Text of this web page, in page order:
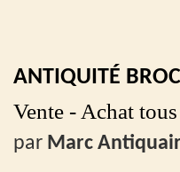
ANTIQUITÉ
Vente - Achat
par Marc